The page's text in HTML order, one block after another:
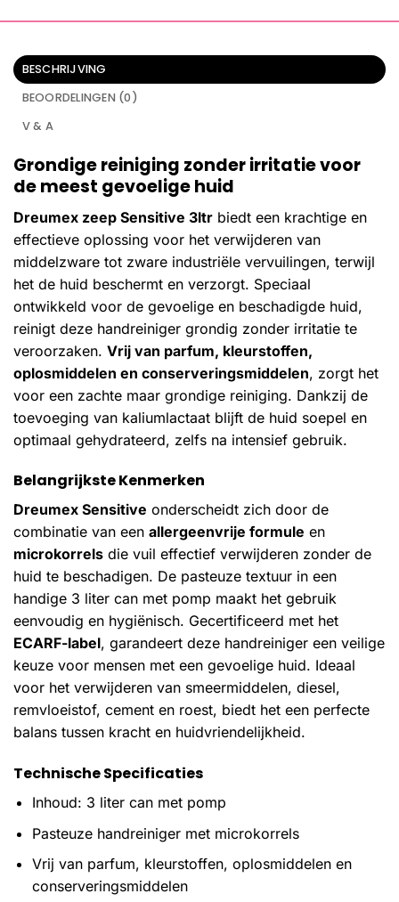
BESCHRIJVING
BEOORDELINGEN (0)
V & A
Grondige reiniging zonder irritatie voor
de meest gevoelige huid
Dreumex zeep Sensitive 3ltr biedt een krachtige en
effectieve oplossing voor het verwijderen van
middelzware tot zware industriële vervuilingen, terwijl
het de huid beschermt en verzorgt. Speciaal
ontwikkeld voor de gevoelige en beschadigde huid,
reinigt deze handreiniger grondig zonder irritatie te
veroorzaken. Vrij van parfum, kleurstoffen,
oplosmiddelen en conserveringsmiddelen, zorgt het
voor een zachte maar grondige reiniging. Dankzij de
toevoeging van kaliumlactaat blijft de huid soepel en
optimaal gehydrateerd, zelfs na intensief gebruik.
Belangrijkste Kenmerken
Dreumex Sensitive onderscheidt zich door de
combinatie van een allergeenvrije formule en
microkorrels die vuil effectief verwijderen zonder de
huid te beschadigen. De pasteuze textuur in een
handige 3 liter can met pomp maakt het gebruik
eenvoudig en hygiënisch. Gecertificeerd met het
ECARF-label, garandeert deze handreiniger een veilige
keuze voor mensen met een gevoelige huid. Ideaal
voor het verwijderen van smeermiddelen, diesel,
remvloeistof, cement en roest, biedt het een perfecte
balans tussen kracht en huidvriendelijkheid.
Technische Specificaties
Inhoud: 3 liter can met pomp
Pasteuze handreiniger met microkorrels
Vrij van parfum, kleurstoffen, oplosmiddelen en
conserveringsmiddelen